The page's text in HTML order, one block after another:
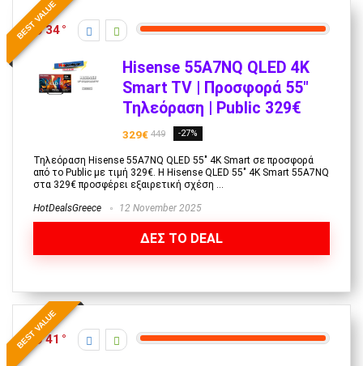
BEST VALUE
34
Hisense 55A7NQ QLED 4K
Smart TV | Προσφορά 55″
Τηλεόραση | Public 329€
329€ 449 -27%
Τηλεόραση Hisense 55A7NQ QLED 55" 4K Smart σε προσφορά
από το Public με τιμή 329€. Η Hisense QLED 55" 4K Smart 55A7NQ
στα 329€ προσφέρει εξαιρετική σχέση ...
HotDealsGreece 12 November 2025
ΔΕΣ ΤΟ DEAL
BEST VALUE
41